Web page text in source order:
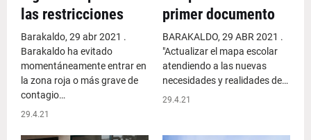
las restricciones
Barakaldo, 29 abr 2021 .
Barakaldo ha evitado
momentáneamente entrar en
la zona roja o más grave de
contagio…
29.4.21
primer documento
BARAKALDO, 29 ABR 2021 .
"Actualizar el mapa escolar
atendiendo a las nuevas
necesidades y realidades de…
29.4.21